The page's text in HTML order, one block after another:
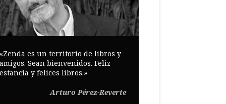
es un territorio de libros y
Sean bienvenidos. Feliz
y felices libros.»
Arturo Pérez-Reverte